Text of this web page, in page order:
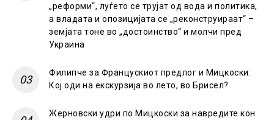
„реформи“, луѓето се трујат од вода и политика,
а владата и опозицијата се „реконструираат“ –
земјата тоне во „достоинство“ и молчи пред
Украина
Филипче за Францускиот предлог и Мицкоски:
Кој оди на екскурзија во лето, во Брисел?
Жерновски удри по Мицкоски за навредите кон